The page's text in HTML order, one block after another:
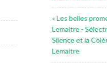
« Les belles
Lemaitre -
Silence et la
Lemaitre